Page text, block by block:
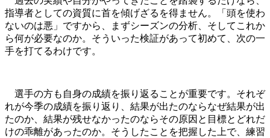
指導者としての資質に首を傾げざるを得ません。「頭を使わ
ないのは悪」ですから、まずシーズンの分析、そしてこれか
ら何が必要なのか。そういった検証があって初めて、次の一
手を打てるわけです。
選手の方も自身の成績を振り返ることが重要です。それぞ
れが今季の成績を振り返り、結果が出たのならなぜ結果が出
たのか、結果が残せなかったのならその原因と目標とどれだ
けの乖離があったのか。そうしたことを把握した上で、練習